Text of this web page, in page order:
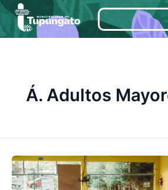
Ir
contenido
Á. Adultos